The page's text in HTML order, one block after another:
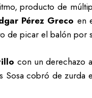
producto de
Pérez Greco en
de picar el balón por
con un derechazo
cobró de